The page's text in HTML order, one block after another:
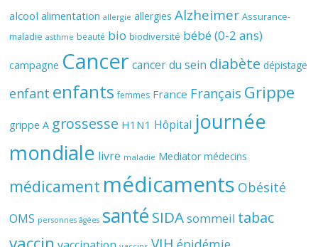
alcool alimentation allergie allergies Alzheimer Assurance-
maladie asthme beauté bio biodiversité bébé (0-2 ans)
campagne Cancer cancer du sein diabète dépistage
enfant enfants femmes France Français Grippe
grippe A grossesse H1N1 Hôpital journée
mondiale livre maladie Mediator médecins
médicament médicaments Obésité
OMS personnes âgées santé SIDAsommeil tabac